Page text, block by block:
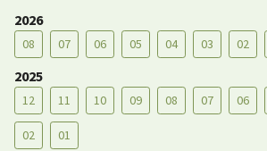
2026
08 07 06 05 04 03 02
2025
12 11 10 09 08 07 06
02 01